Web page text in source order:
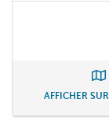
AFFICHER